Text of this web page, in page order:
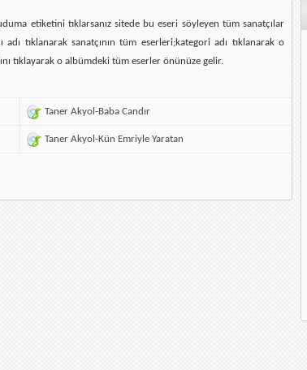
etiketini tıklarsanız sitede bu eseri söyleyen tüm sanatçılar
adı tıklanarak sanatçının tüm eserleri;kategori adı tıklanarak o
tıklayarak o albümdeki tüm eserler önünüze gelir.
Taner Akyol-Baba Candır
Taner Akyol-Kün Emriyle Yaratan